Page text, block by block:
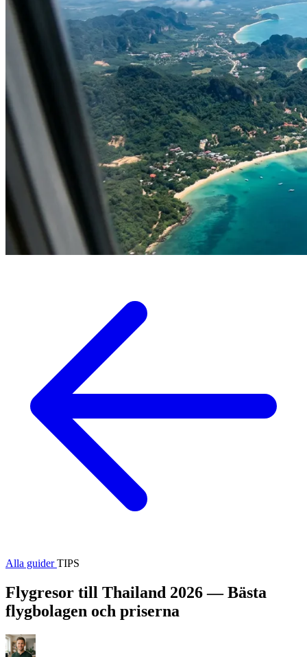
Alla guiderTIPS
Flygresor till Thailand 2026 — Bästa
flygbolagen och priserna